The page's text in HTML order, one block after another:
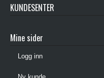
KUNDESENTER
Mine sider
Logg inn